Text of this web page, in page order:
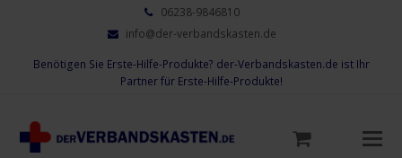
06238-9846810
info@der-verbandskasten.de
Benötigen Sie Erste-Hilfe-Produkte? der-Verbandskasten.de ist Ihr
Partner für Erste-Hilfe-Produkte!